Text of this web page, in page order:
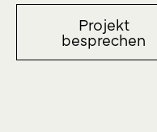
Projekt
besprechen